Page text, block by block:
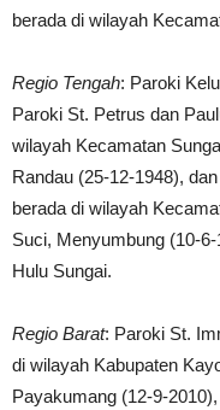
berada di wilayah
Regio Tengah: Paroki
Paroki St. Petrus dan
wilayah Kecamatan
Randau (25-12-1948),
berada di wilayah
Suci, Menyumbung (10-
Hulu Sungai.
Regio Barat: Paroki St.
di wilayah Kabupaten
Payakumang (12-9-